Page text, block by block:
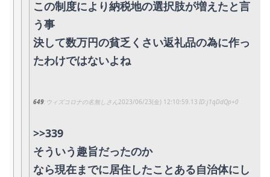
この制度により納税地の選択肢が増えたと言
う事
決して数万円の貧乏くさい返礼品の為に作っ
たわけではないよね
649 ウィズコロナの名無しさん 2023/06/23(金) 12:10:59.13 j1qDdQp+0
>>339
そういう趣旨だったのか
なら現在までに居住したことある自治体にし